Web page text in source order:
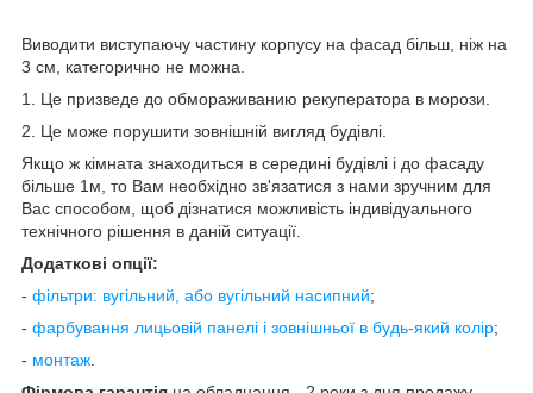
Виводити виступаючу частину корпусу на фасад більш, ніж на
3 см, категорично не можна.
1. Це призведе до обмораживанию рекуператора в морози.
2. Це може порушити зовнішній вигляд будівлі.
Якщо ж кімната знаходиться в середині будівлі і до фасаду
більше 1м, то Вам необхідно зв'язатися з нами зручним для
Вас способом, щоб дізнатися можливість індивідуального
технічного рішення в даній ситуації.
Додаткові опції:
- фільтри: вугільний, або вугільний насипний;
- фарбування лицьовій панелі і зовнішньої в будь-який колір;
- монтаж